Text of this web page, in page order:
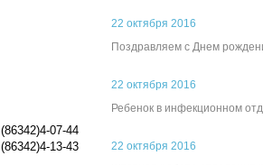
(86342)4-07-44
(86342)4-13-43
22 октября 2016
Поздравляем с Днем
22 октября 2016
Ребенок в инфекционном
22 октября 2016